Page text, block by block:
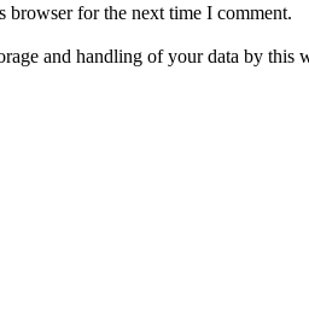
browser for the next time I comment.
and handling of your data by this